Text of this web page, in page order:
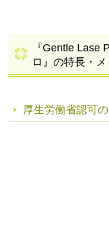
『Gentle Lase
ロ』の特長・メ
厚生労働省認可